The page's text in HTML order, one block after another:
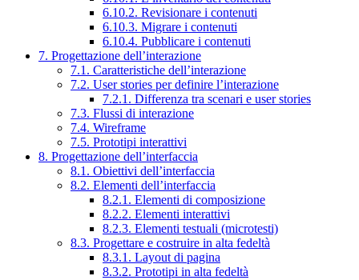
6.10.2. Revisionare i contenuti
6.10.3. Migrare i contenuti
6.10.4. Pubblicare i contenuti
7. Progettazione dell’interazione
7.1. Caratteristiche dell’interazione
7.2. User stories per definire l’interazione
7.2.1. Differenza tra scenari e user stories
7.3. Flussi di interazione
7.4. Wireframe
7.5. Prototipi interattivi
8. Progettazione dell’interfaccia
8.1. Obiettivi dell’interfaccia
8.2. Elementi dell’interfaccia
8.2.1. Elementi di composizione
8.2.2. Elementi interattivi
8.2.3. Elementi testuali (microtesti)
8.3. Progettare e costruire in alta fedeltà
8.3.1. Layout di pagina
8.3.2. Prototipi in alta fedeltà